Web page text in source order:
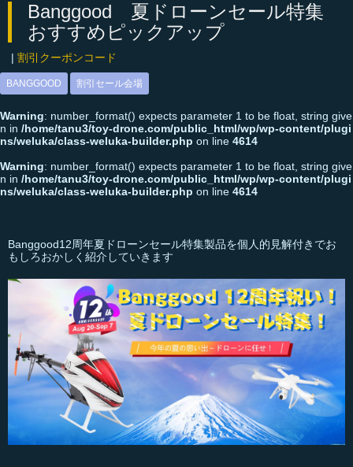
Banggood 夏ドローンセール特集
おすすめピックアップ
割引クーポンコード
BANGGOOD 割引セール会場
Warning: number_format() expects parameter 1 to be float, string give
n in /home/tanu3/toy-drone.com/public_html/wp/wp-content/plugi
ns/weluka/class-weluka-builder.php on line 4614
Warning: number_format() expects parameter 1 to be float, string give
n in /home/tanu3/toy-drone.com/public_html/wp/wp-content/plugi
ns/weluka/class-weluka-builder.php on line 4614
Banggood12周年夏ドローンセール特集製品を個人的見解付きでお
もしろおかしく紹介していきます